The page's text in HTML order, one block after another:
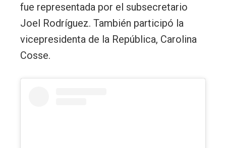
fue representada por el subsecretario
Joel Rodríguez. También participó la
vicepresidenta de la República, Carolina
Cosse.